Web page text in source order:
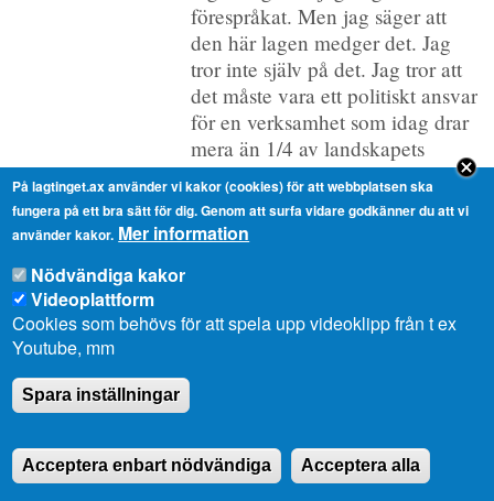
förespråkat. Men jag säger att
den här lagen medger det. Jag
tror inte själv på det. Jag tror att
det måste vara ett politiskt ansvar
för en verksamhet som idag drar
mera än 1/4 av landskapets
budget. Jag tror inte på det. Jag
ville bara säga att skrivningarna i
den här lagen, (de paragraferna
kan ha en styrelse som vi har
man ha helt fristående personer i
ÅHS-styrelsen. Lagen medger
På lagtinget.ax använder vi kakor (cookies) för att webbplatsen ska
fungera på ett bra sätt för dig. Genom att surfa vidare godkänner du att vi
använder kakor. Mer information
Nödvändiga kakor
Videoplattform
Cookies som behövs för att spela upp videoklipp från t ex
Youtube, mm
Spara inställningar
Acceptera enbart nödvändiga Acceptera alla